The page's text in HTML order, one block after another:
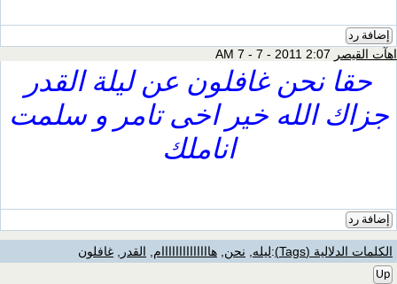
إضافة رد
اهآت القيصر
حقا نحن غافلون عن ليلة القدر
جزاك الله خير اخى تامر و سلمت
اناملك
إضافة رد
الكلمات الدلالية (Tags) :ليله, نحن, هاااااااااااااام, القدر , غافلون
Up